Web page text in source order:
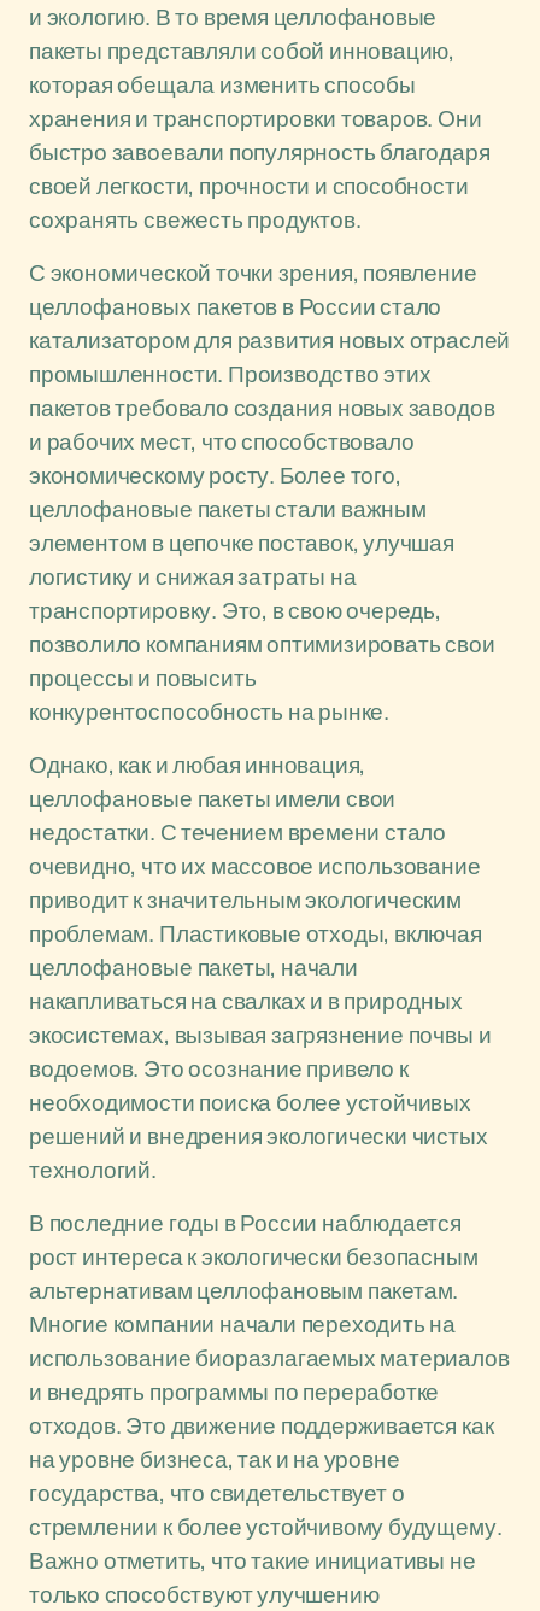
и экологию. В то время целлофановые
пакеты представляли собой инновацию,
которая обещала изменить способы
хранения и транспортировки товаров. Они
быстро завоевали популярность благодаря
своей легкости, прочности и способности
сохранять свежесть продуктов.
С экономической точки зрения, появление
целлофановых пакетов в России стало
катализатором для развития новых отраслей
промышленности. Производство этих
пакетов требовало создания новых заводов
и рабочих мест, что способствовало
экономическому росту. Более того,
целлофановые пакеты стали важным
элементом в цепочке поставок, улучшая
логистику и снижая затраты на
транспортировку. Это, в свою очередь,
позволило компаниям оптимизировать свои
процессы и повысить
конкурентоспособность на рынке.
Однако, как и любая инновация,
целлофановые пакеты имели свои
недостатки. С течением времени стало
очевидно, что их массовое использование
приводит к значительным экологическим
проблемам. Пластиковые отходы, включая
целлофановые пакеты, начали
накапливаться на свалках и в природных
экосистемах, вызывая загрязнение почвы и
водоемов. Это осознание привело к
необходимости поиска более устойчивых
решений и внедрения экологически чистых
технологий.
В последние годы в России наблюдается
рост интереса к экологически безопасным
альтернативам целлофановым пакетам.
Многие компании начали переходить на
использование биоразлагаемых материалов
и внедрять программы по переработке
отходов. Это движение поддерживается как
на уровне бизнеса, так и на уровне
государства, что свидетельствует о
стремлении к более устойчивому будущему.
Важно отметить, что такие инициативы не
только способствуют улучшению